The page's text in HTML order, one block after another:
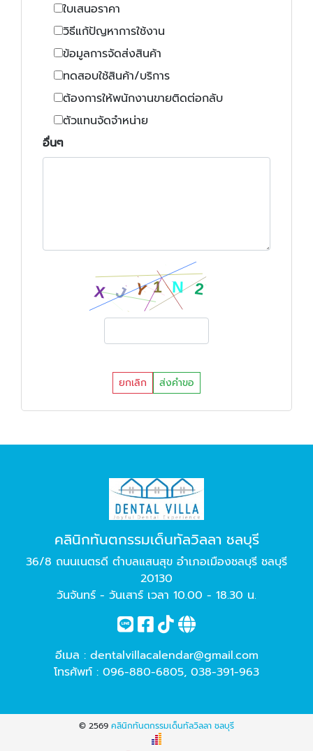
ใบเสนอราคา
วิธีแก้ปัญหาการใช้งาน
ข้อมูลการจัดส่งสินค้า
ทดสอบใช้สินค้า/บริการ
ต้องการให้พนักงานขายติดต่อกลับ
ตัวแทนจัดจำหน่าย
อื่นๆ
ยกเลิก ส่งคำขอ
คลินิกทันตกรรมเด็นทัลวิลลา ชลบุรี
36/8 ถนนเนตรดี ตำบลแสนสุข อำเภอเมืองชลบุรี ชลบุรี
20130
วันจันทร์ - วันเสาร์ เวลา 10.00 - 18.30 น.
อีเมล : dentalvillacalendar@gmail.com
โทรศัพท์ : 096-880-6805, 038-391-963
© 2569 คลินิกทันตกรรมเด็นทัลวิลลา ชลบุรี